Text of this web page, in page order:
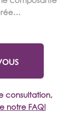
consultation,
notre FAQ!